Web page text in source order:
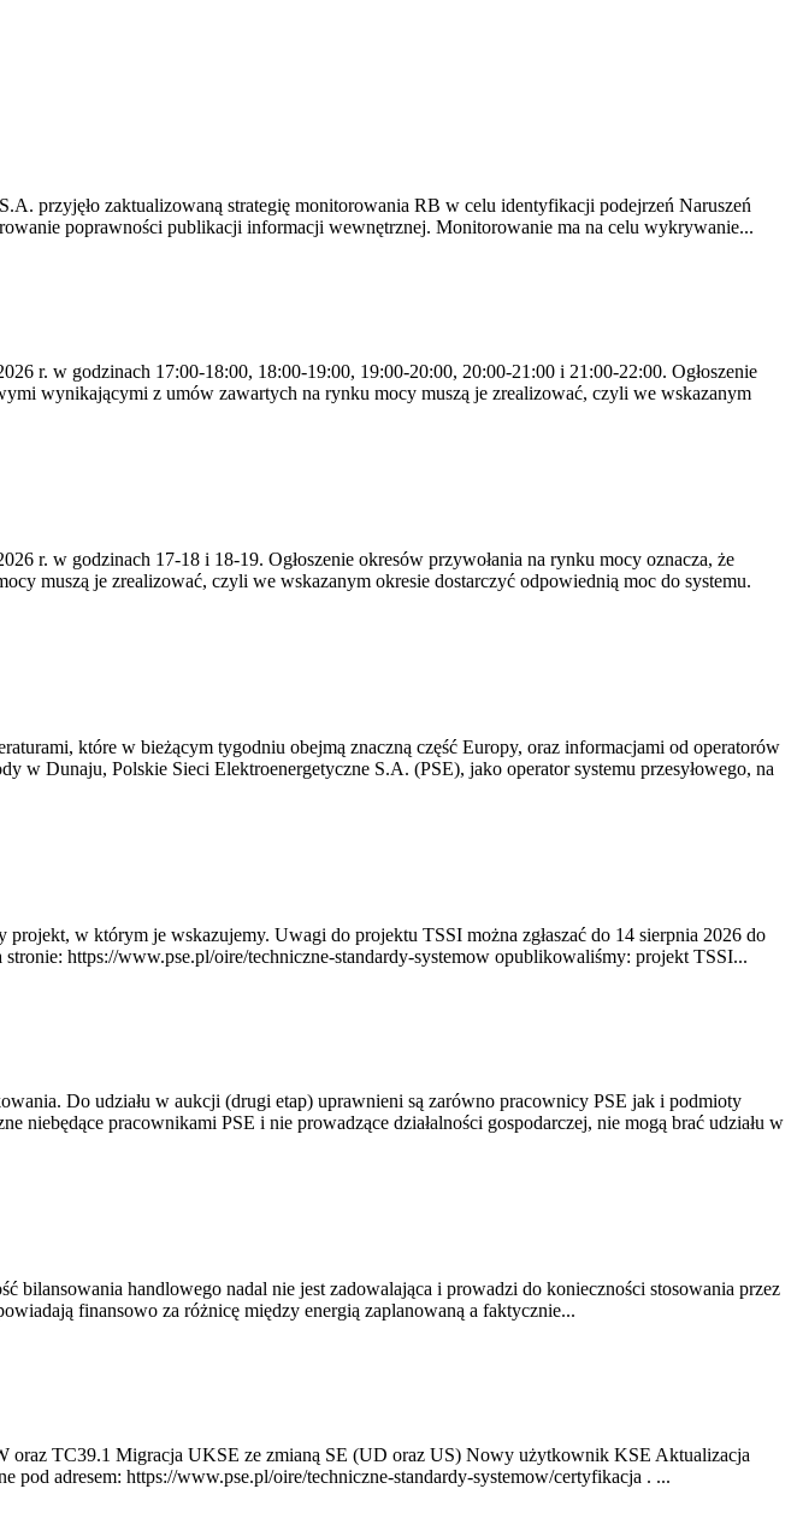
przyjęło zaktualizowaną strategię monitorowania RB w celu identyfikacji podejrzeń Naruszeń
poprawności publikacji informacji wewnętrznej. Monitorowanie ma na celu wykrywanie...
r. w godzinach 17:00-18:00, 18:00-19:00, 19:00-20:00, 20:00-21:00 i 21:00-22:00. Ogłoszenie
wynikającymi z umów zawartych na rynku mocy muszą je zrealizować, czyli we wskazanym
r. w godzinach 17-18 i 18-19. Ogłoszenie okresów przywołania na rynku mocy oznacza, że
muszą je zrealizować, czyli we wskazanym okresie dostarczyć odpowiednią moc do systemu.
które w bieżącym tygodniu obejmą znaczną część Europy, oraz informacjami od operatorów
Dunaju, Polskie Sieci Elektroenergetyczne S.A. (PSE), jako operator systemu przesyłowego, na
w którym je wskazujemy. Uwagi do projektu TSSI można zgłaszać do 14 sierpnia 2026 do
https://www.pse.pl/oire/techniczne-standardy-systemow opublikowaliśmy: projekt TSSI...
Do udziału w aukcji (drugi etap) uprawnieni są zarówno pracownicy PSE jak i podmioty
niebędące pracownikami PSE i nie prowadzące działalności gospodarczej, nie mogą brać udziału w
handlowego nadal nie jest zadowalająca i prowadzi do konieczności stosowania przez
finansowo za różnicę między energią zaplanowaną a faktycznie...
TC39.1 Migracja UKSE ze zmianą SE (UD oraz US) Nowy użytkownik KSE Aktualizacja
adresem: https://www.pse.pl/oire/techniczne-standardy-systemow/certyfikacja . ...